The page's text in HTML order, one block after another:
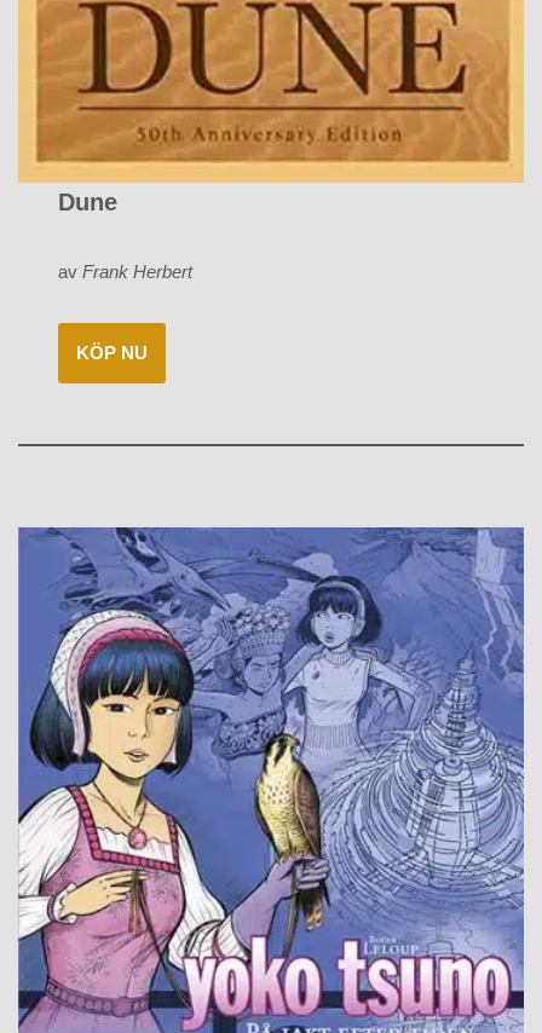
Dune
avFrank Herbert
KÖP NU